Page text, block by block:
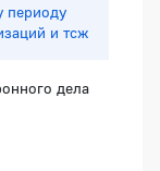
периоду
и тсж
дела